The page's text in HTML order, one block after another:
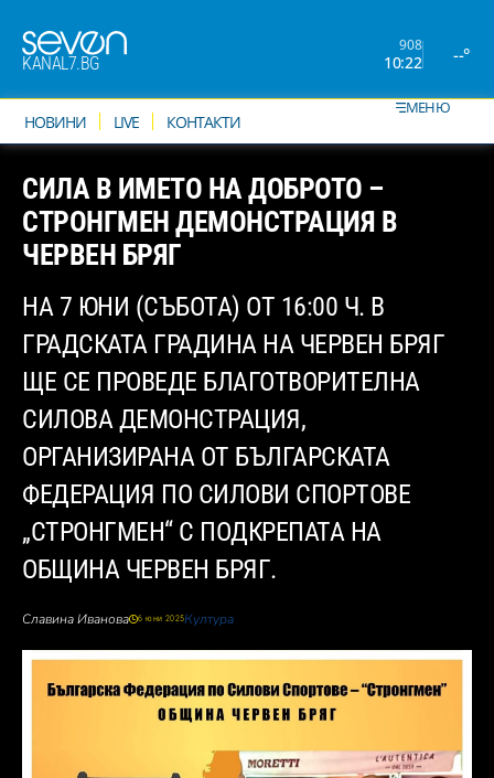
KANAL7.BG
908
10:22 --°
НОВИНИ LIVE КОНТАКТИ
МЕНЮ
СИЛА В ИМЕТО НА ДОБРОТО –
СТРОНГМЕН ДЕМОНСТРАЦИЯ В
ЧЕРВЕН БРЯГ
НА 7 ЮНИ (СЪБОТА) ОТ 16:00 Ч. В
ГРАДСКАТА ГРАДИНА НА ЧЕРВЕН БРЯГ
ЩЕ СЕ ПРОВЕДЕ БЛАГОТВОРИТЕЛНА
СИЛОВА ДЕМОНСТРАЦИЯ,
ОРГАНИЗИРАНА ОТ БЪЛГАРСКАТА
ФЕДЕРАЦИЯ ПО СИЛОВИ СПОРТОВЕ
„СТРОНГМЕН“ С ПОДКРЕПАТА НА
ОБЩИНА ЧЕРВЕН БРЯГ.
Славина Иванова 6 юни 2025Култура